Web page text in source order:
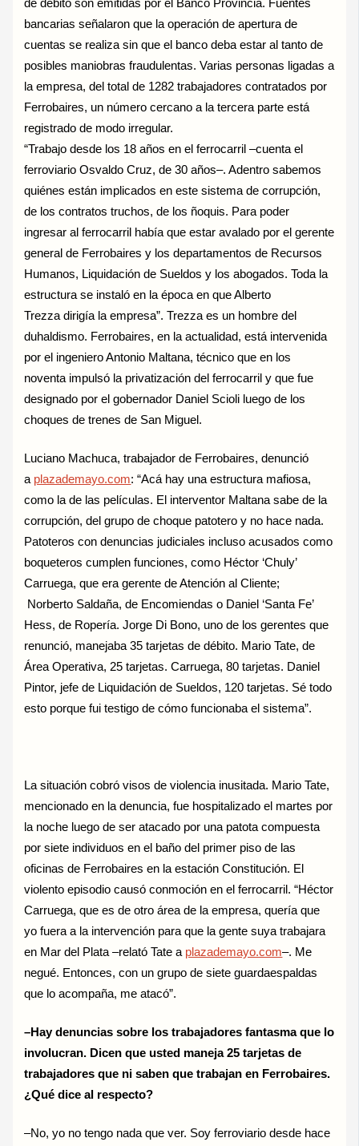
de débito son emitidas por el Banco Provincia. Fuentes
bancarias señalaron que la operación de apertura de
cuentas se realiza sin que el banco deba estar al tanto de
posibles maniobras fraudulentas. Varias personas ligadas a
la empresa, del total de 1282 trabajadores contratados por
Ferrobaires, un número cercano a la tercera parte está
registrado de modo irregular.
“Trabajo desde los 18 años en el ferrocarril –cuenta el
ferroviario Osvaldo Cruz, de 30 años–. Adentro sabemos
quiénes están implicados en este sistema de corrupción,
de los contratos truchos, de los ñoquis. Para poder
ingresar al ferrocarril había que estar avalado por el gerente
general de Ferrobaires y los departamentos de Recursos
Humanos, Liquidación de Sueldos y los abogados. Toda la
estructura se instaló en la época en que Alberto
Trezza dirigía la empresa”. Trezza es un hombre del
duhaldismo. Ferrobaires, en la actualidad, está intervenida
por el ingeniero Antonio Maltana, técnico que en los
noventa impulsó la privatización del ferrocarril y que fue
designado por el gobernador Daniel Scioli luego de los
choques de trenes de San Miguel.
Luciano Machuca, trabajador de Ferrobaires, denunció
a plazademayo.com: “Acá hay una estructura mafiosa,
como la de las películas. El interventor Maltana sabe de la
corrupción, del grupo de choque patotero y no hace nada.
Patoteros con denuncias judiciales incluso acusados como
boqueteros cumplen funciones, como Héctor ‘Chuly’
Carruega, que era gerente de Atención al Cliente;
Norberto Saldaña, de Encomiendas o Daniel ‘Santa Fe’
Hess, de Ropería. Jorge Di Bono, uno de los gerentes que
renunció, manejaba 35 tarjetas de débito. Mario Tate, de
Área Operativa, 25 tarjetas. Carruega, 80 tarjetas. Daniel
Pintor, jefe de Liquidación de Sueldos, 120 tarjetas. Sé todo
esto porque fui testigo de cómo funcionaba el sistema”.
La situación cobró visos de violencia inusitada. Mario Tate,
mencionado en la denuncia, fue hospitalizado el martes por
la noche luego de ser atacado por una patota compuesta
por siete individuos en el baño del primer piso de las
oficinas de Ferrobaires en la estación Constitución. El
violento episodio causó conmoción en el ferrocarril. “Héctor
Carruega, que es de otro área de la empresa, quería que
yo fuera a la intervención para que la gente suya trabajara
en Mar del Plata –relató Tate a plazademayo.com–. Me
negué. Entonces, con un grupo de siete guardaespaldas
que lo acompaña, me atacó”.
–Hay denuncias sobre los trabajadores fantasma que lo
involucran. Dicen que usted maneja 25 tarjetas de
trabajadores que ni saben que trabajan en Ferrobaires.
¿Qué dice al respecto?
–No, yo no tengo nada que ver. Soy ferroviario desde hace